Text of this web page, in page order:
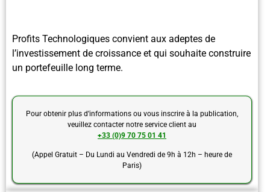
Profits Technologiques convient aux adeptes de
l’investissement de croissance et qui souhaite construire
un portefeuille long terme.
Pour obtenir plus d’informations ou vous inscrire à la publication,
veuillez contacter notre service client au
+33 (0)9 70 75 01 41
(Appel Gratuit – Du Lundi au Vendredi de 9h à 12h – heure de
Paris)